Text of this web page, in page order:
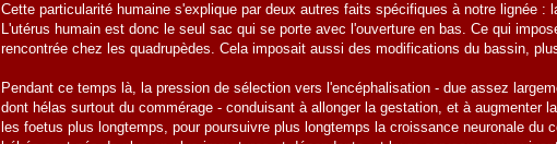
Cette particularité humaine s'explique par deux autres faits spécifiques à notre lignée :
L'utérus humain est donc le seul sac qui se porte avec l'ouverture en bas. Ce qui
rencontrée chez les quadrupèdes. Cela imposait aussi des modifications du bassin,
Pendant ce temps là, la pression de sélection vers l'encéphalisation - due assez
dont hélas surtout du commérage - conduisant à allonger la gestation, et à augmenter
les foetus plus longtemps, pour poursuivre plus longtemps la croissance neuronale